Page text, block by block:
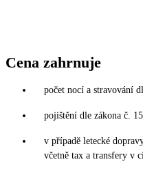
Cena zahrnuje
počet nocí a stravování
pojištění dle zákona č.
v případě letecké
včetně tax a transfery v